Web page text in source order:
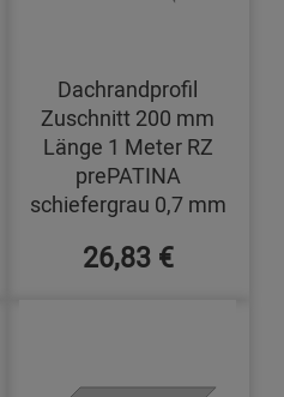
Dachrandprofil
Zuschnitt 200 mm
Länge 1 Meter RZ
prePATINA
schiefergrau 0,7 mm
26,83 €